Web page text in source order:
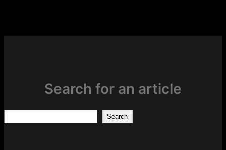
Search for an article
Search